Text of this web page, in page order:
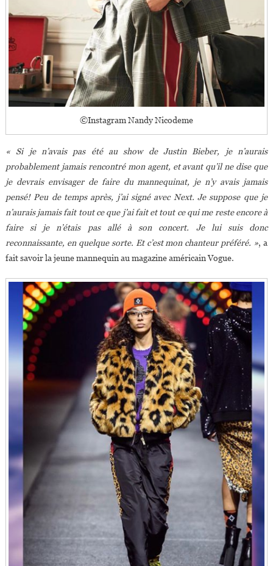
©Instagram Nandy Nicodeme
« Si je n’avais pas été au show de Justin Bieber, je n’aurais
probablement jamais rencontré mon agent, et avant qu’il ne dise que
je devrais envisager de faire du mannequinat, je n’y avais jamais
pensé! Peu de temps après, j’ai signé avec Next. Je suppose que je
n’aurais jamais fait tout ce que j’ai fait et tout ce qui me reste encore à
faire si je n’étais pas allé à son concert. Je lui suis donc
reconnaissante, en quelque sorte. Et c’est mon chanteur préféré. », a
fait savoir la jeune mannequin au magazine américain Vogue.